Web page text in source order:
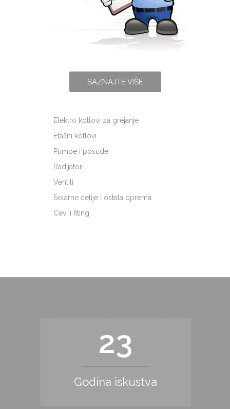
SAZNAJTE VIŠE
Elektro kotlovi za grejanje
Etažni kotlovi
Pumpe i posude
Radijatori
Ventili
Solarne ćelije i ostala oprema
Cevi i fiting
29
Godina iskustva